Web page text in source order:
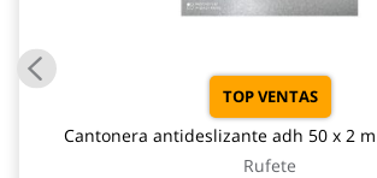
TOP VENTAS
Cantonera antideslizante adh 50 x 2
Rufete